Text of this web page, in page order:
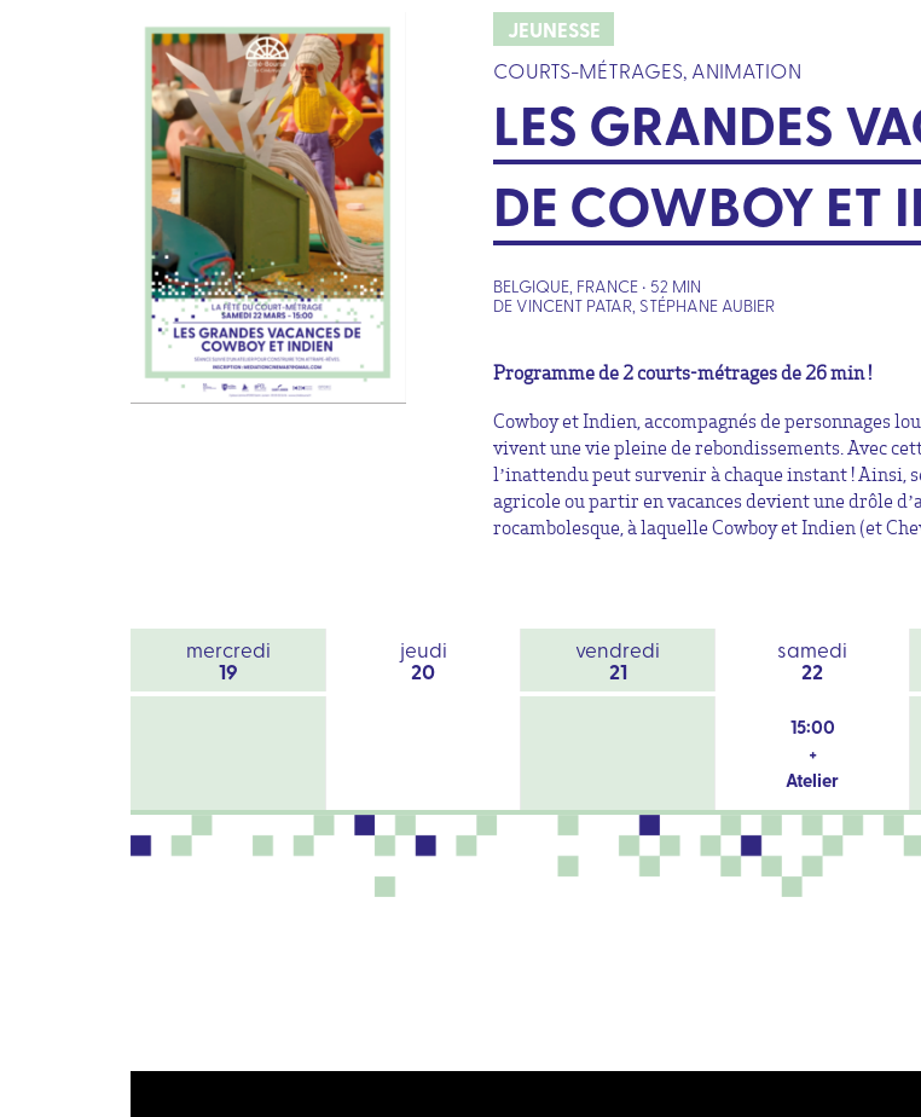
JEUNESSE
COURTS-MÉTRAGES, ANIMATION
LES GRANDES
DE COWBOY ET
BELGIQUE, FRANCE • 52 MIN
DE VINCENT PATAR, STÉPHANE AUBIER
Programme de 2 courts-métrages de 26 min !
Cowboy et Indien, accompagnés de personnages
vivent une vie pleine de rebondissements. Avec
l’inattendu peut survenir à chaque instant ! Ainsi,
agricole ou partir en vacances devient une drôle
rocambolesque, à laquelle Cowboy et Indien (et
mercredi
19
jeudi
20
vendredi
21
samedi
22
15:00
+
Atelier